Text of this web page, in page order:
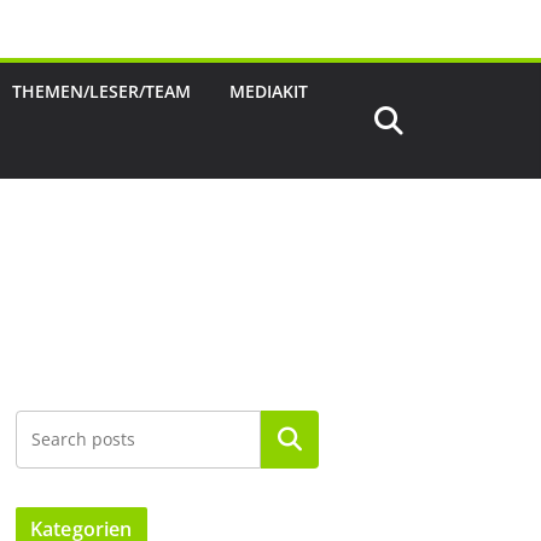
THEMEN/LESER/TEAM MEDIAKIT
Suchen
Kategorien